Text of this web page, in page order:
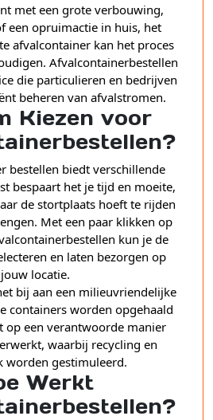
met een grote verbouwing,
een opruimactie in huis, het
afvalcontainer kan het proces
Afvalcontainerbestellen
die particulieren en bedrijven
beheren van afvalstromen.
Kiezen voor
bestellen biedt verschillende
bespaart het je tijd en moeite,
de stortplaats hoeft te rijden
Met een paar klikken op
kun je de
en laten bezorgen op
jouw locatie.
bij aan een milieuvriendelijke
containers worden opgehaald
op een verantwoorde manier
waarbij recycling en
worden gestimuleerd.
Werkt